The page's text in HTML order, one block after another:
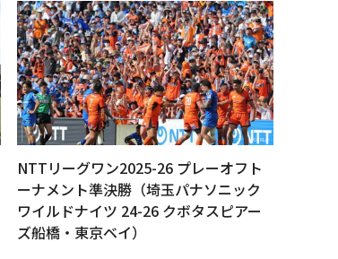
NTTリーグワン2025-26 プレーオフト
ーナメント準決勝（埼玉パナソニック
ワイルドナイツ 24-26 クボタスピアー
ズ船橋・東京ベイ）